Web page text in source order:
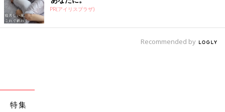
PR(アイリスプラザ)
Recommended by
特集